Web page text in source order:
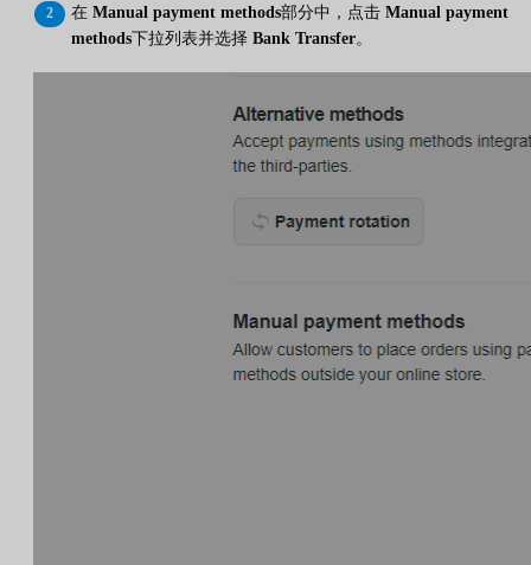
在 Manual payment methods部分中，点击 Manual payment
methods下拉列表并选择 Bank Transfer。